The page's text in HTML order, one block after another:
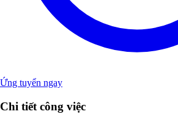
Ứng tuyển ngay
Chi tiết công việc